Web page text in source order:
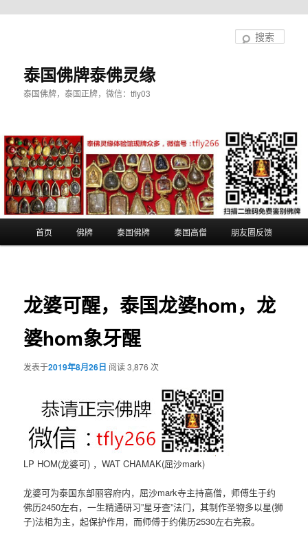
泰国佛牌泰佛灵缘
泰国佛牌，泰国正牌，微信：tfly03
首页 佛牌 泰国佛牌 泰国高僧 朋友圈反馈
龙婆可醒，泰国龙婆hom，龙
婆hom象牙醒
发表于2019年8月26日 阅读 3,876 次
LP HOM(龙婆可) ，WAT CHAMAK(屈沙mark)
龙婆可为泰国东部丽容府内，屈沙mark寺主持高僧，师傅生于约
佛历2450左右，一生精通研习”星牙查”法门，其制作圣物多以星(狮
子)法相为主，起保护作用，而师傅于约佛历2530左右完寂。